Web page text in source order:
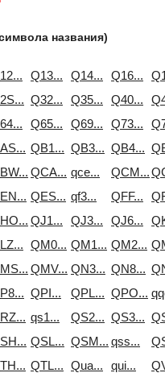
названия)
Q13... Q14... Q16...
Q32... Q35... Q40...
Q65... Q69... Q73...
QB1... QB3... QB4...
QCA... qce... QCM...
QES... qf3... QFF...
QJ1... QJ3... QJ6...
QM0... QM1... QM2...
QMV... QN3... QN8...
QPI... QPL... QPO...
qs1... QS2... QS3...
QSL... QSM... qss...
QTL... Qua... qui...